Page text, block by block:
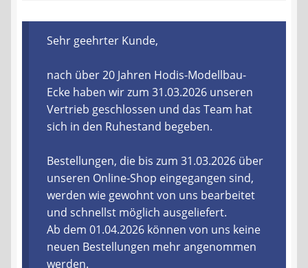
Recycling, Entsorgung und Umwelt
Shop
Warenkorb
Ablauf einer Bestellung
Liefer- und Versandkosten
Zahlungsarten
Sehr geehrter Kunde,
nach über 20 Jahren Hodis-Modellbau-
Ecke haben wir zum 31.03.2026 unseren
Vertrieb geschlossen und das Team hat
sich in den Ruhestand begeben.
Bestellungen, die bis zum 31.03.2026 über
unseren Online-Shop eingegangen sind,
werden wie gewohnt von uns bearbeitet
und schnellst möglich ausgeliefert.
Ab dem 01.04.2026 können von uns keine
neuen Bestellungen mehr angenommen
werden.